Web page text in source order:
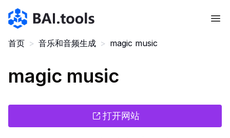
Bai.tools
首页 > 音乐和音频生成 > magic music
magic music
打开网站